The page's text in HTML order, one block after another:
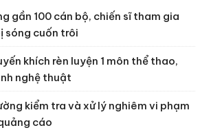
gần 100 cán bộ, chiến sĩ tham gia
sóng cuốn trôi
khích rèn luyện 1 môn thể thao,
nghệ thuật
kiểm tra và xử lý nghiêm vi phạm
cáo